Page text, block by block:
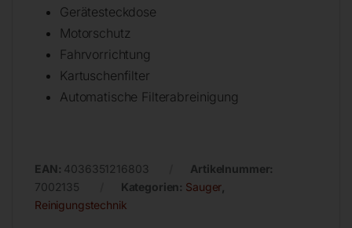
Gerätesteckdose
Motorschutz
Fahrvorrichtung
Kartuschenfilter
Automatische Filterabreinigung
EAN: 4036351216803
Artikelnummer:
7002135
Kategorien: Sauger
Reinigungstechnik